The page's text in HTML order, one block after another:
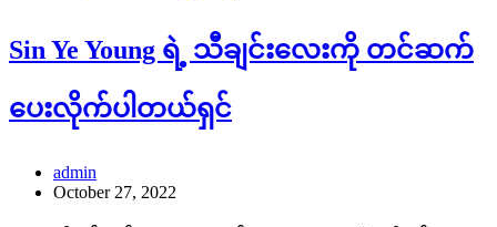
Sin Ye Young ရဲ့ သီချင်းလေးကို တင်ဆက်
ပေးလိုက်ပါတယ်ရှင်
admin
October 27, 2022